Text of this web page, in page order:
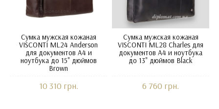
Сумка мужская кожаная
VISCONTI ML24 Anderson
для документов А4 и
ноутбука до 15" дюймов
Brown
10 310 грн.
Сумка мужская кожаная
VISCONTI ML28 Charles для
документов А4 и ноутбука
до 13" дюймов Black
6 760 грн.